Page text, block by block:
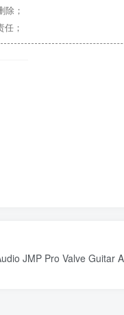
；
；
JMP Pro Valve Guitar